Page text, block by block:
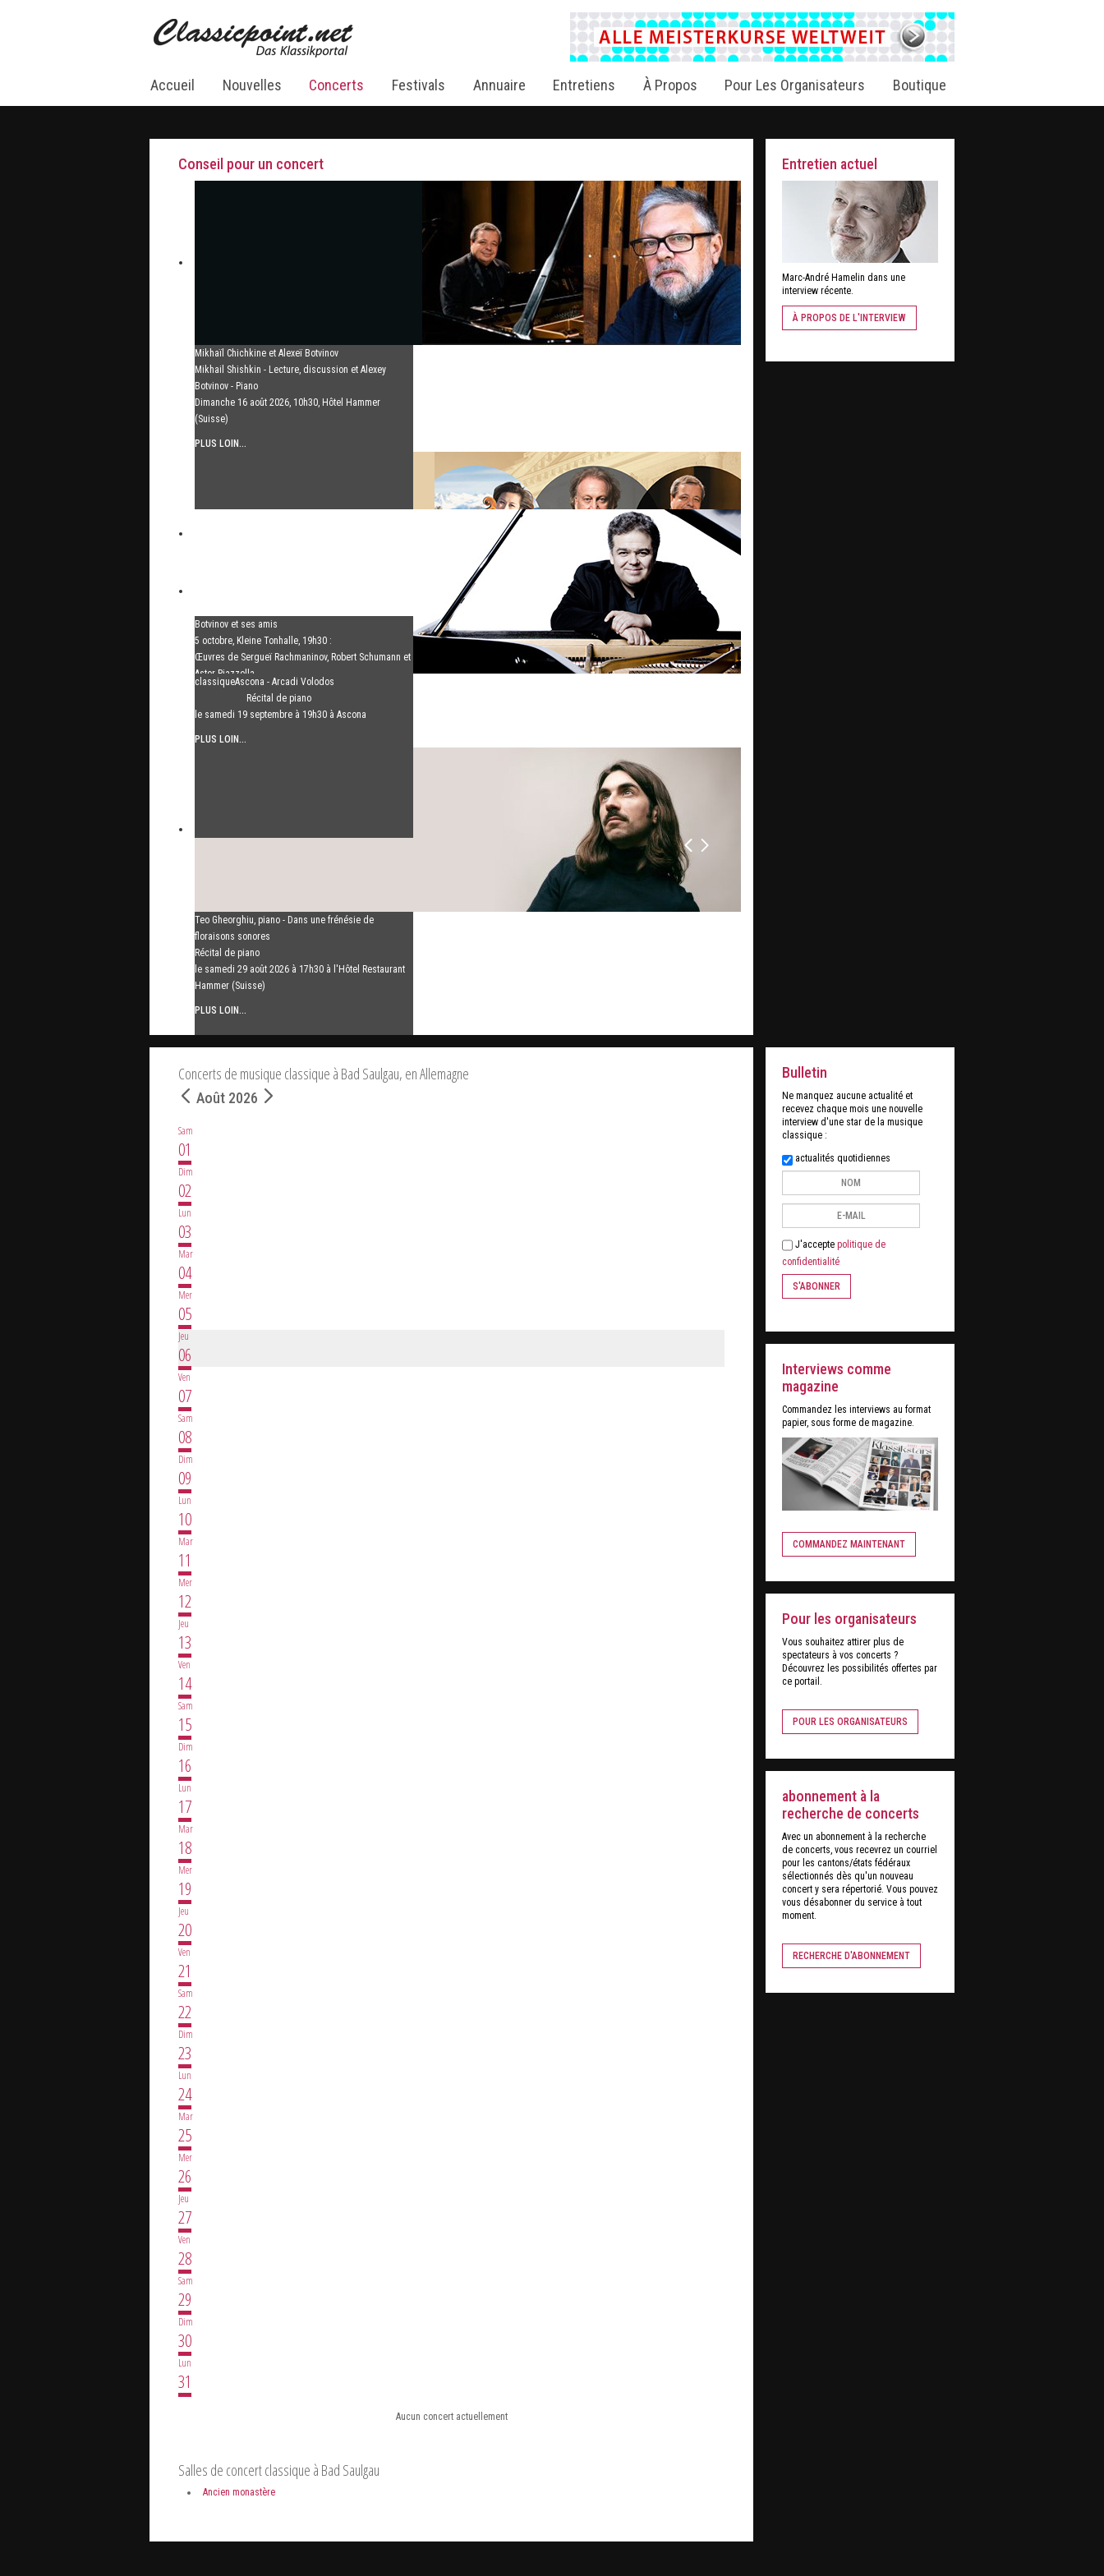
Accueil Nouvelles Concerts Festivals Annuaire Entretiens À Propos Pour Les Organisateurs Boutique
Conseil pour un concert
Mikhaïl Chichkine et Alexeï Botvinov
Mikhail Shishkin - Lecture, discussion et Alexey
Botvinov - Piano
Dimanche 16 août 2026, 10h30, Hôtel Hammer
(Suisse)
PLUS LOIN...
Botvinov et ses amis
5 octobre, Kleine Tonhalle, 19h30 :
Œuvres de Sergueï Rachmaninov, Robert Schumann et
Astor Piazzolla
classiqueAscona - Arcadi Volodos
Récital de piano
le samedi 19 septembre à 19h30 à Ascona
PLUS LOIN...
Teo Gheorghiu, piano - Dans une frénésie de
floraisons sonores
Récital de piano
le samedi 29 août 2026 à 17h30 à l'Hôtel Restaurant
Hammer (Suisse)
PLUS LOIN...
Entretien actuel
Marc-André Hamelin dans une
interview récente.
À PROPOS DE L'INTERVIEW
Concerts de musique classique à Bad Saulgau, en Allemagne
Août 2026
Sam
01
Dim
02
Lun
03
Mar
04
Mer
05
Jeu
06
Ven
07
Sam
08
Dim
09
Lun
10
Mar
11
Mer
12
Jeu
13
Ven
14
Sam
15
Dim
16
Lun
17
Mar
18
Mer
19
Jeu
20
Ven
21
Sam
22
Dim
23
Lun
24
Mar
25
Mer
26
Jeu
27
Ven
28
Sam
29
Dim
30
Lun
31
Aucun concert actuellement
Salles de concert classique à Bad Saulgau
Ancien monastère
Bulletin
Ne manquez aucune actualité et
recevez chaque mois une nouvelle
interview d'une star de la musique
classique :
actualités quotidiennes
J'accepte politique de
confidentialité
S'ABONNER
Interviews comme
magazine
Commandez les interviews au format
papier, sous forme de magazine.
COMMANDEZ MAINTENANT
Pour les organisateurs
Vous souhaitez attirer plus de
spectateurs à vos concerts ?
Découvrez les possibilités offertes par
ce portail.
POUR LES ORGANISATEURS
abonnement à la
recherche de concerts
Avec un abonnement à la recherche
de concerts, vous recevrez un courriel
pour les cantons/états fédéraux
sélectionnés dès qu'un nouveau
concert y sera répertorié. Vous pouvez
vous désabonner du service à tout
moment.
RECHERCHE D'ABONNEMENT